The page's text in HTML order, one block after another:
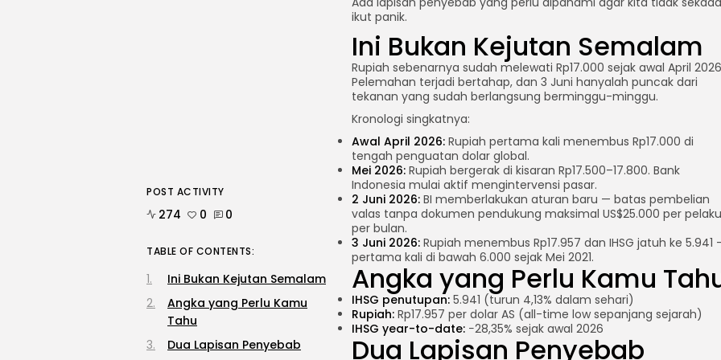
ikut panik.
Ini Bukan Kejutan Semalam
Rupiah sebenarnya sudah melewati Rp17.000 sejak awal April
Pelemahan terjadi bertahap, dan 3 Juni hanyalah puncak dari
tekanan yang sudah berlangsung berminggu-minggu.
Kronologi singkatnya:
Awal April 2026: Rupiah pertama kali menembus Rp17.000 di
tengah penguatan dolar global.
Mei 2026: Rupiah bergerak di kisaran Rp17.500–17.800. Bank
Indonesia mulai aktif mengintervensi pasar.
2 Juni 2026: BI memberlakukan aturan baru — batas pembelian
valas tanpa dokumen pendukung maksimal US$25.000 per pelaku
per bulan.
3 Juni 2026: Rupiah menembus Rp17.957 dan IHSG jatuh ke 5.941
pertama kali di bawah 6.000 sejak Mei 2021.
Angka yang Perlu Kamu
IHSG penutupan: 5.941 (turun 4,13% dalam sehari)
Rupiah: Rp17.957 per dolar AS (all-time low sepanjang sejarah)
IHSG year-to-date: −28,35% sejak awal 2026
Dua Lapisan Penyebab
POST ACTIVITY
274 0 0
TABLE OF CONTENTS:
Ini Bukan Kejutan Semalam
Angka yang Perlu Kamu
Tahu
Dua Lapisan Penyebab